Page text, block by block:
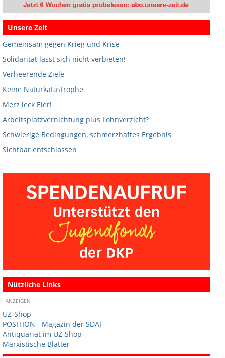
Unsere Zeit
Gemeinsam gegen Krieg und Krise
Solidarität lässt sich nicht verbieten!
Verheerende Ziele
Keine Naturkatastrophe
Merz leck Eier!
Arbeitsplatzvernichtung plus Lohnverzicht?
Schwierige Bedingungen, schmerzhaftes Ergebnis
Sichtbar entschlossen
Nützliche Links
ANZEIGEN
UZ-Shop
POSITION - Magazin der SDAJ
Antiquariat im UZ-Shop
Marxistische Blätter